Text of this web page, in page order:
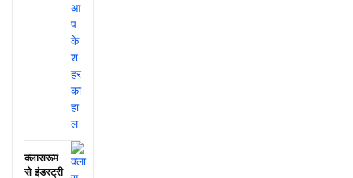
क्लासरूम
से इंडस्ट्री